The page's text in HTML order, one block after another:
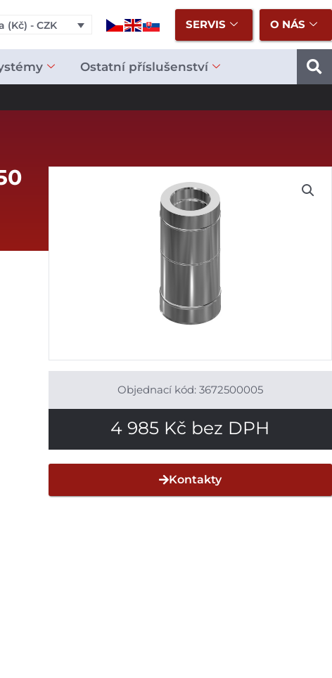
(Kč) - CZK SERVIS O NÁS
Ostatní příslušenství
Objednací kód: 3672500005
4 985 Kč bez DPH
Kontakty